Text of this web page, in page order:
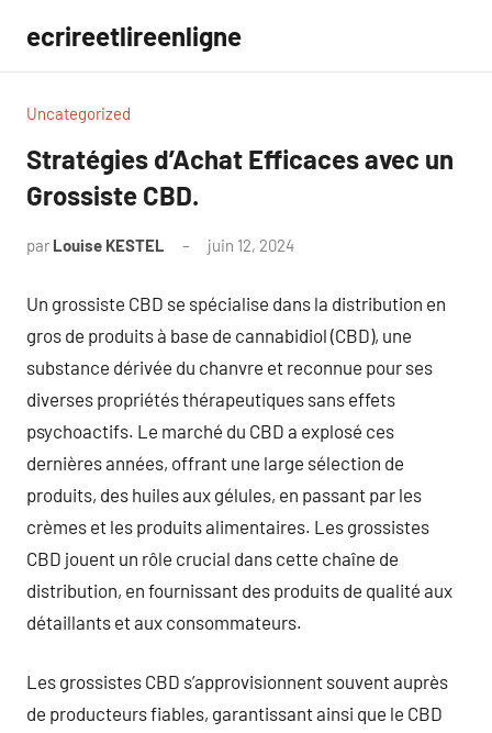
contenu
ecrireetlireenligne
Uncategorized
Stratégies d’Achat Efficaces avec un
Grossiste CBD.
par Louise KESTEL juin 12, 2024
Un grossiste CBD se spécialise dans la distribution en
gros de produits à base de cannabidiol (CBD), une
substance dérivée du chanvre et reconnue pour ses
diverses propriétés thérapeutiques sans effets
psychoactifs. Le marché du CBD a explosé ces
dernières années, offrant une large sélection de
produits, des huiles aux gélules, en passant par les
crèmes et les produits alimentaires. Les grossistes
CBD jouent un rôle crucial dans cette chaîne de
distribution, en fournissant des produits de qualité aux
détaillants et aux consommateurs.
Les grossistes CBD s’approvisionnent souvent auprès
de producteurs fiables, garantissant ainsi que le CBD